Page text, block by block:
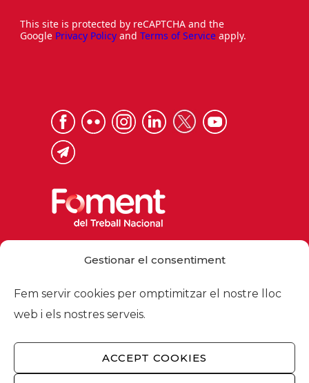
Gestionar el consentiment
Fem servir cookies per omptimitzar el nostre lloc
web i els nostres serveis.
ACCEPT COOKIES
This site is protected by reCAPTCHA and the
Google Privacy Policy and Terms of Service apply.
foment@foment.com
© 2026 - Foment del Treball Nacional